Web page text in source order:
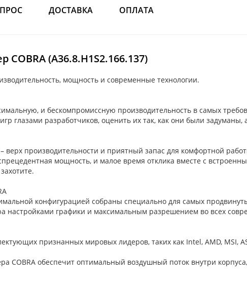
ДОСТАВКА ОПЛАТА
(A36.8.H1S2.166.137)
мощность и современные технологии.
и бескомпромиссную производительность в самых
глазами разработчиков, оценить их так, как они были задуманы,
верх производительности и приятный запас для комфортной
мощность, и малое время отклика вместе с
конфигурацией собраны специально для самых
настройками графики и максимальным разрешением во всех
признанных мировых лидеров, таких как Intel, AMD, MSI,
COBRA обеспечит оптимальный воздушный поток внутри